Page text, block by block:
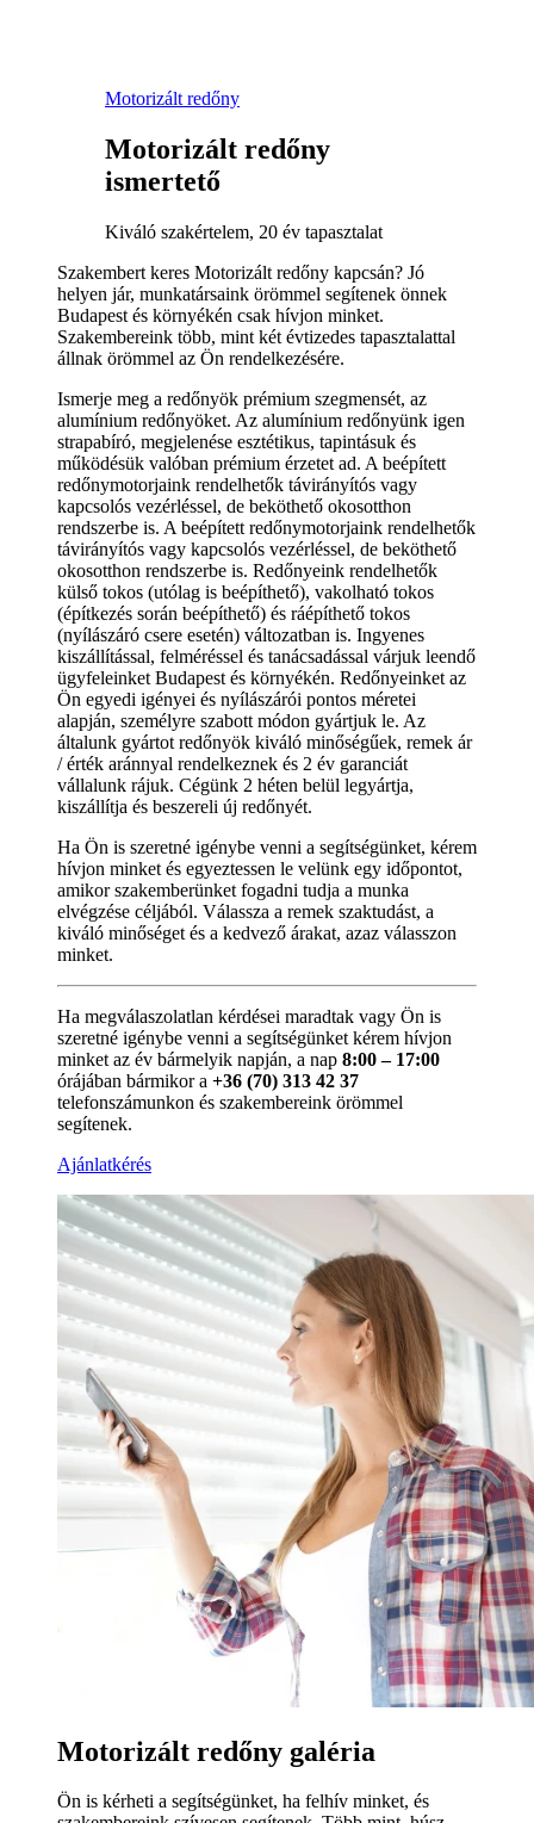
Motorizált redőny
Motorizált redőny
ismertető
Kiváló szakértelem, 20 év tapasztalat
Szakembert keres Motorizált redőny kapcsán? Jó
helyen jár, munkatársaink örömmel segítenek önnek
Budapest és környékén csak hívjon minket.
Szakembereink több, mint két évtizedes tapasztalattal
állnak örömmel az Ön rendelkezésére.
Ismerje meg a redőnyök prémium szegmensét, az
alumínium redőnyöket. Az alumínium redőnyünk igen
strapabíró, megjelenése esztétikus, tapintásuk és
működésük valóban prémium érzetet ad. A beépített
redőnymotorjaink rendelhetők távirányítós vagy
kapcsolós vezérléssel, de beköthető okosotthon
rendszerbe is. A beépített redőnymotorjaink rendelhetők
távirányítós vagy kapcsolós vezérléssel, de beköthető
okosotthon rendszerbe is. Redőnyeink rendelhetők
külső tokos (utólag is beépíthető), vakolható tokos
(építkezés során beépíthető) és ráépíthető tokos
(nyílászáró csere esetén) változatban is. Ingyenes
kiszállítással, felméréssel és tanácsadással várjuk leendő
ügyfeleinket Budapest és környékén. Redőnyeinket az
Ön egyedi igényei és nyílászárói pontos méretei
alapján, személyre szabott módon gyártjuk le. Az
általunk gyártot redőnyök kiváló minőségűek, remek ár
/ érték aránnyal rendelkeznek és 2 év garanciát
vállalunk rájuk. Cégünk 2 héten belül legyártja,
kiszállítja és beszereli új redőnyét.
Ha Ön is szeretné igénybe venni a segítségünket, kérem
hívjon minket és egyeztessen le velünk egy időpontot,
amikor szakemberünket fogadni tudja a munka
elvégzése céljából. Válassza a remek szaktudást, a
kiváló minőséget és a kedvező árakat, azaz válasszon
minket.
Ha megválaszolatlan kérdései maradtak vagy Ön is
szeretné igénybe venni a segítségünket kérem hívjon
minket az év bármelyik napján, a nap 8:00 – 17:00
órájában bármikor a +36 (70) 313 42 37
telefonszámunkon és szakembereink örömmel
segítenek.
Ajánlatkérés
Motorizált redőny galéria
Ön is kérheti a segítségünket, ha felhív minket, és